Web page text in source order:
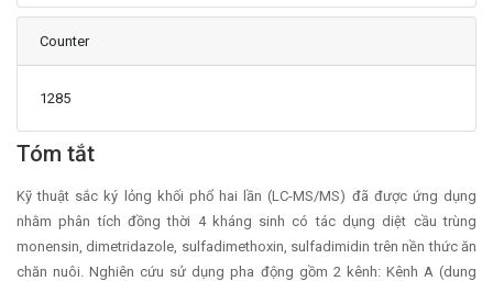
Counter
1285
Main Article Content
Tóm tắt
Kỹ thuật sắc ký lỏng khối phổ hai lần (LC-MS/MS) đã được ứng dụng
nhằm phân tích đồng thời 4 kháng sinh có tác dụng diệt cầu trùng
monensin, dimetridazole, sulfadimethoxin, sulfadimidin trên nền thức ăn
chăn nuôi. Nghiên cứu sử dụng pha động gồm 2 kênh: Kênh A (dung